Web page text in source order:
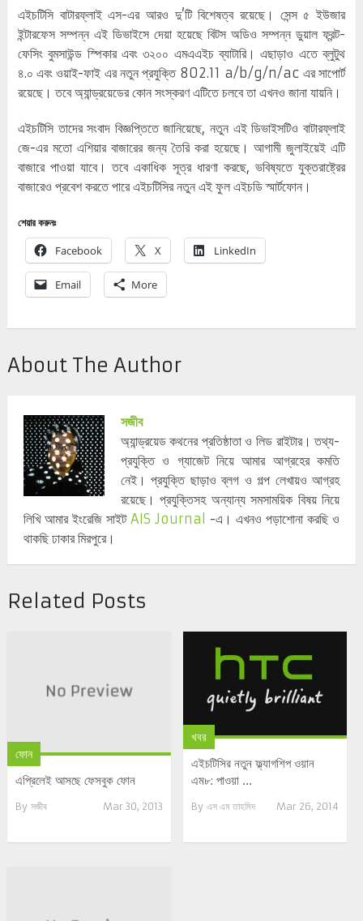
এইচটিসি বাটারফ্লাই এস-এর আরও দু’টি বিশেষত্ব রয়েছে। সেন্স ৫ ইউজার
ইন্টারফেস সম্পন্ন এই ডিভাইসে দেয়া হয়েছে বিটস অডিও সম্পন্ন ডুয়াল ফ্রন্ট-
ফেসিং বুমসাউন্ড স্পিকার এবং ৩২০০ এমএএইচ ব্যাটারি। এছাড়াও এতে ব্লুটুথ
৪.০ এবং ওয়াই-ফাই এর নতুন প্রযুক্তি 802.11 a/b/g/n/ac এর সাপোর্ট
রয়েছে। তবে অ্যান্ড্রয়েডের কোন সংস্করণ এটিতে চলবে তা এখনও জানা যায়নি।
এইচটিসি তাদের সংবাদ বিজ্ঞপ্তিতে জানিয়েছে, নতুন এই ডিভাইসটিও বাটারফ্লাই
জে-এর মতো এশিয়ার বাজারের জন্য তৈরি করা হয়েছে। আগামী জুলাইয়েই এটি
বাজারে পাওয়া যাবে। তবে একাধিক সূত্র ধারণা করছে, ভবিষ্যতে যুক্তরাষ্ট্রের
বাজারেও প্রবেশ করতে পারে এইচটিসির নতুন এই ফুল এইচডি স্মার্টফোন।
শেয়ার করুনঃ
Facebook X LinkedIn
Email More
About The Author
সজীব
অ্যান্ড্রয়েড কথনের প্রতিষ্ঠাতা ও লিড রাইটার। তথ্য-
প্রযুক্তি ও গ্যাজেট নিয়ে আমার আগ্রহের কমতি
নেই। প্রযুক্তি ছাড়াও ব্লগ ও গল্প লেখায়ও আগ্রহ
রয়েছে। প্রযুক্তিসহ অন্যান্য সমসাময়িক বিষয় নিয়ে
লিখি আমার ইংরেজি সাইট AIS Journal -এ। এখনও পড়াশোনা করছি ও
থাকছি ঢাকার মিরপুরে।
Related Posts
ফোন
এপ্রিলেই আসছে ফেসবুক ফোন
By সজীব Mar 30, 2013
খবর
এইচটিসির নতুন ফ্ল্যাগশিপ ওয়ান
এম৮: পাওয়া ...
By এস এম তাহমিদ Mar 26, 2014